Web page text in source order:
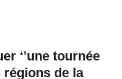
‘’une tournée
régions de la